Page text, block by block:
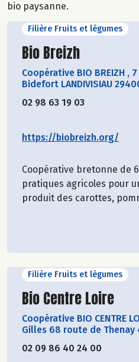
bio paysanne.
Filière Fruits et légumes
Découvrir le
Bio Breizh
Coopérative BIO BREIZH ,
Bidefort LANDIVISIAU
02 98 63 19 03
https://biobreizh.org/
Coopérative bretonne de
pratiques agricoles pour
produit des carottes,
Filière Fruits et légumes
Découvrir le
Bio Centre Loire
Coopérative BIO CENTRE
Gilles 68 route de Thenay
02 09 86 40 24 00